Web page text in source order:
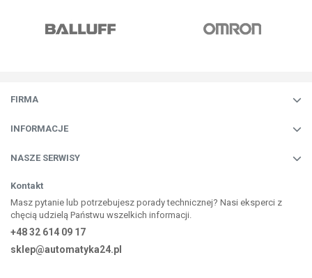
FIRMA
INFORMACJE
NASZE SERWISY
Kontakt
Masz pytanie lub potrzebujesz porady technicznej? Nasi eksperci z
chęcią udzielą Państwu wszelkich informacji.
+48 32 614 09 17
sklep@automatyka24.pl